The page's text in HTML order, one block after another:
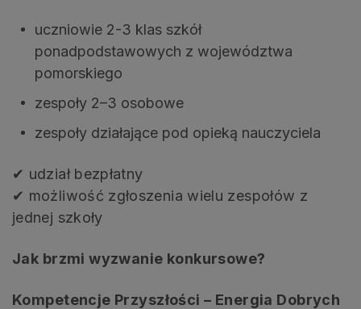
uczniowie 2-3 klas szkół
ponadpodstawowych z województwa
pomorskiego
zespoły 2–3 osobowe
zespoły działające pod opieką nauczyciela
✔ udział bezpłatny
✔ możliwość zgłoszenia wielu zespołów z
jednej szkoły
Jak brzmi wyzwanie konkursowe?
Kompetencje Przyszłości – Energia Dobrych